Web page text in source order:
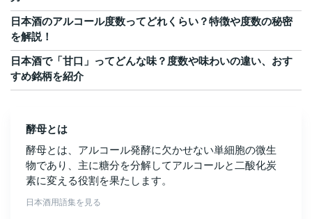
日本酒のアルコール度数ってどれくらい？特徴や度数の秘密
を解説！
日本酒で「甘口」ってどんな味？度数や味わいの違い、おす
すめ銘柄を紹介
酵母とは
酵母とは、アルコール発酵に欠かせない単細胞の微生
物であり、主に糖分を分解してアルコールと二酸化炭
素に変える役割を果たします。
日本酒用語集を見る